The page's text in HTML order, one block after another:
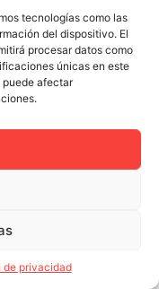
tecnologías como las
del dispositivo. El
procesar datos como
únicas en este
puede afectar
privacidad
de su ciudad
sorprende ver a
frente a su
¿Está
esperando […]
de cookies (UE)